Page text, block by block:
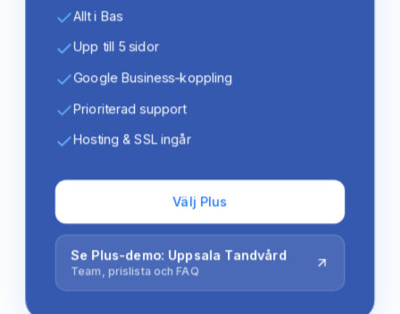
Allt i Bas
Upp till 5 sidor
Google Business-koppling
Prioriterad support
Hosting & SSL ingår
Välj Plus
Se Plus-demo: Uppsala Tandvård
Team, prislista och FAQ